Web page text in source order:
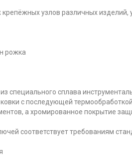
узлов различных изделий,
рожка
специального сплава
с последующей
а хромированное покрытие
соответствует требованиям